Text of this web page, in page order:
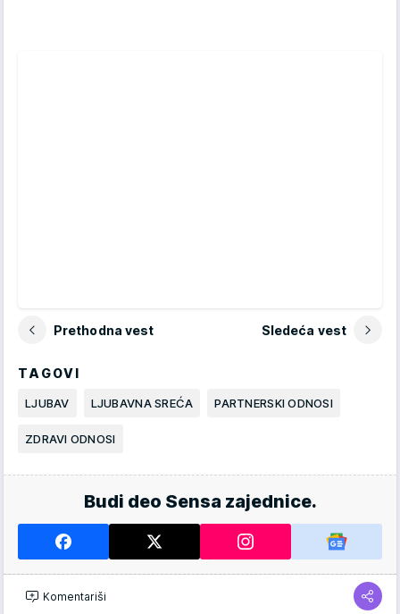
Prethodna vest Sledeća vest
TAGOVI
LJUBAV LJUBAVNA SREĆA PARTNERSKI ODNOSI
ZDRAVI ODNOSI
Budi deo Sensa zajednice.
Komentariši